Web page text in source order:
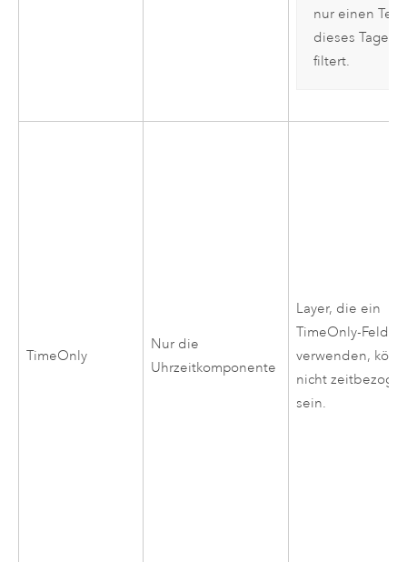
nur einen Teil
dieses Tages
filtert.
TimeOnly
Nur die
Uhrzeitkomponente
Layer, die ein
TimeOnly-Feld
verwenden,
nicht
sein.